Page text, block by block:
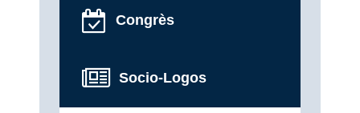
Congrès
Socio-Logos